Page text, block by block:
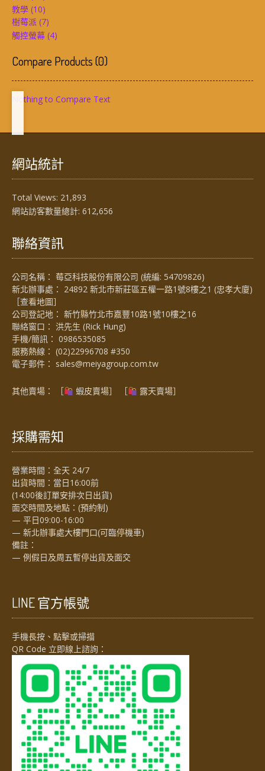
教學 (10)
樹莓派 (7)
觸控螢幕 (4)
Compare Products(0)
Nothing to Compare Text
網站統計
Total Views: 21,893
網站訪客數量總計: 612,656
聯絡資訊
公司名稱： 莓亞科技股份有限公司 (統編: 54709826)
新北辦事處： 24892 新北市新莊區五權一路1號8樓之1 (忠孝大廈)
［查看地圖］
公司登記地： 新竹縣竹北市嘉豐10路1號10樓之16
聯絡窗口： 洪先生 (Rick Hung)
手機/簡訊： 0986535085
服務熱線： (02)22996708 #350
電子郵件： sales@meiyagroup.com.tw
其他賣場： ［ 蝦皮賣場］ ［ 露天賣場］
採購需知
營業時間：全天 24/7
出貨時間：當日16:00前
(14:00後訂單安排次日出貨)
面交時間及地點：(預約制)
— 平日09:00-16:00
— 新北辦事處大樓門口(可臨停機車)
備註：
— 例假日及周五暫停出貨及面交
LINE 官方帳號
手機長按、點擊或掃描
QR Code 立即線上諮詢：